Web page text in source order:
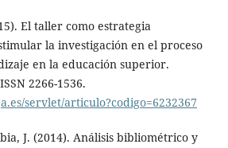
El taller como estrategia
la investigación en el proceso
en la educación superior.
2266-1536.
servlet/articulo?codigo=6232367
J. (2014). Análisis bibliométrico y